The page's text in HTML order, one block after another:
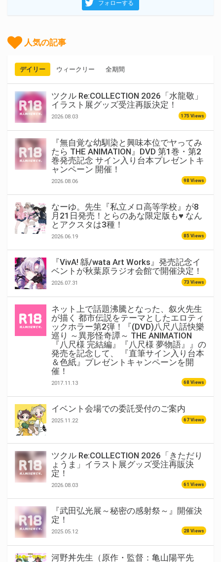
フォローする
人気の記事
デイリー ウィークリー 全期間
ツクル Re:COLLECTION 2026「水龍敬」
イラスト展グッズ受注再販決定！
2026.08.03 175 Views
『無自覚な幼馴染と興味本位でヤってみ
たら THE ANIMATION』DVD 第1巻・第2
巻発売記念 サイン入り台本プレゼントキ
ャンペーン 開催！
2026.08.06 98 Views
なーゆ。先生『私立メロ高等学校』が8
月21日発売！とらのあな限定版も♥ なん
とアクスタは3種！
2026.06.19 85 Views
『VivA! 緜/wata Art Works』発売記念イ
ベントが秋葉原ラジオ会館で開催決定！
2026.07.31 73 Views
ネット上で話題沸騰となった、叙火先生
が描く 都市伝説をテーマとしたエロティ
ックホラー第2弾！『(DVD)八尺八話快樂
巡り ～異形怪奇譚～ THE ANIMATION
『八尺様 完結編』『八尺様 夢物語』』の
発売を記念して、 『直筆サイン入り台本
＆色紙』プレゼントキャンペーンを開
催！
2017.11.13 68 Views
イベント会場での委託受付のご案内
2025.11.22 67 Views
ツクル Re:COLLECTION 2026「きただり
ょうま」イラスト展グッズ受注再販決
定！
2026.08.03 61 Views
『武田弘光展～秘密の感射祭～』開催決
定！
2025.05.12 28 Views
河野丼先生（原作・監督：亀山陽平先